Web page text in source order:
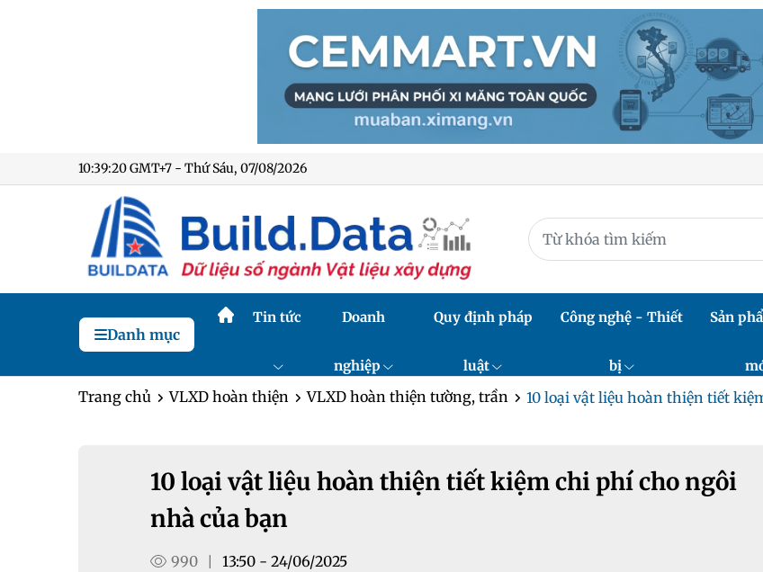
10:39:21 GMT+7 - Thứ Sáu, 07/08/2026
Danh mục
Tin tức Doanh
nghiệp
Quy định pháp
luật
Công nghệ - Thiết
bị
Sản
Trang chủ VLXD hoàn thiện VLXD hoàn thiện tường, trần 10 loại vật liệu hoàn thiện tiết
10 loại vật liệu hoàn thiện tiết kiệm chi phí cho ngôi
nhà của bạn
990 13:50 - 24/06/2025